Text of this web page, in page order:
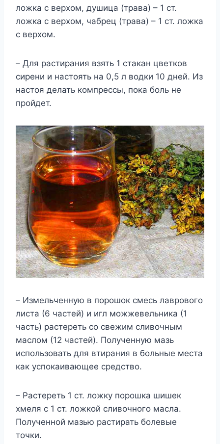
ложка с верхом, душица (трава) – 1 ст.
ложка с верхом, чабрец (трава) – 1 ст. ложка
с верхом.
– Для растирания взять 1 стакан цветков
сирени и настоять на 0,5 л водки 10 дней. Из
настоя делать компрессы, пока боль не
пройдет.
– Измельченную в порошок смесь лаврового
листа (6 частей) и игл можжевельника (1
часть) растереть со свежим сливочным
маслом (12 частей). Полученную мазь
использовать для втирания в больные места
как успокаивающее средство.
– Растереть 1 ст. ложку порошка шишек
хмеля с 1 ст. ложкой сливочного масла.
Полученной мазью растирать болевые
точки.